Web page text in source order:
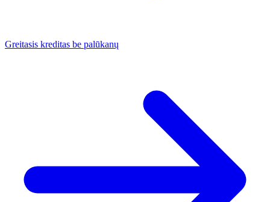
Greitasis kreditas be palūkanų